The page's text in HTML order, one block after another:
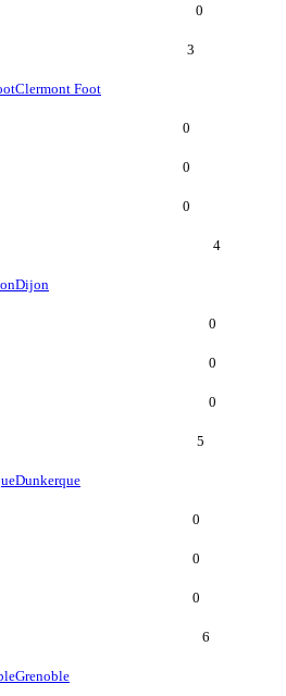
0
3
Clermont Foot
0
0
0
4
Dijon
0
0
0
5
Dunkerque
0
0
0
6
Grenoble